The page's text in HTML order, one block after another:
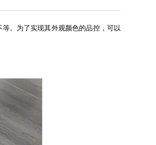
。为了实现其外观颜色的品控，可以